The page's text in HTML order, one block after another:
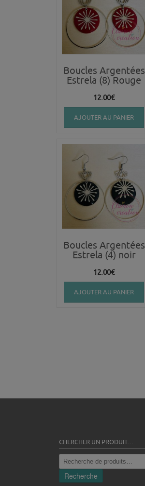
ancien
Boucles Argentées
Estrela (8) Rouge
12.00€
AJOUTER AU PANIER
Boucles Argentées
Estrela (4) noir
12.00€
AJOUTER AU PANIER
CHERCHER UN PRODUIT…
Recherche
pour :
Recherche